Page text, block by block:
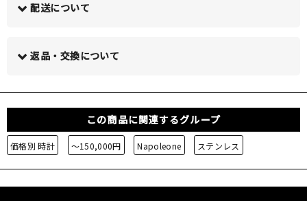
配送について
返品・交換について
この商品に関連するグループ
価格別 時計 ～150,000円 Napoleone ステンレス